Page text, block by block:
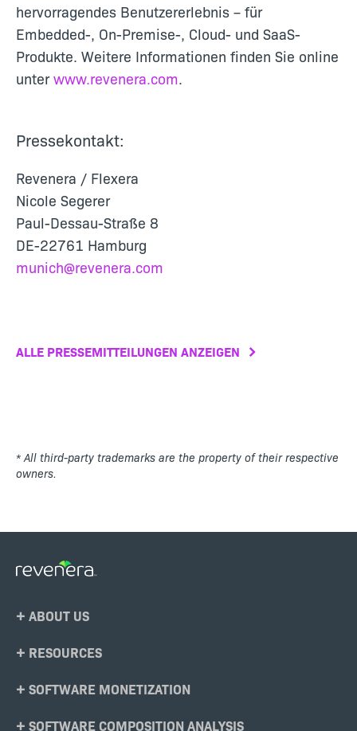
hervorragendes Benutzererlebnis – für
Embedded-, On-Premise-, Cloud- und SaaS-
Produkte. Weitere Informationen finden Sie online
unterwww.revenera.com.
Pressekontakt:
Revenera / Flexera
Nicole Segerer
Paul-Dessau-Straße 8
DE-22761 Hamburg
munich@revenera.com
ALLE PRESSEMITTEILUNGEN ANZEIGEN
* All third-party trademarks are the property of their respective
owners.
Footer
ABOUT US
RESOURCES
SOFTWARE MONETIZATION
SOFTWARE COMPOSITION ANALYSIS